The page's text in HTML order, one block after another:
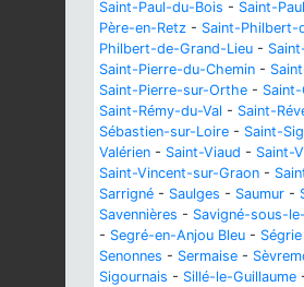
Saint-Paul-du-Bois - Saint-
Père-en-Retz - Saint-Philbert-
Philbert-de-Grand-Lieu -
Saint-Pierre-du-Chemin -
Saint-Pierre-sur-Orthe -
Saint-Rémy-du-Val - Saint-
Sébastien-sur-Loire - Saint-
Valérien - Saint-Viaud - Saint-
Saint-Vincent-sur-Graon -
Sarrigné - Saulges - Saumur -
Savennières - Savigné-sous-
- Segré-en-Anjou Bleu - Ségrie
Senonnes - Sermaise -
Sigournais - Sillé-le-Guillaume